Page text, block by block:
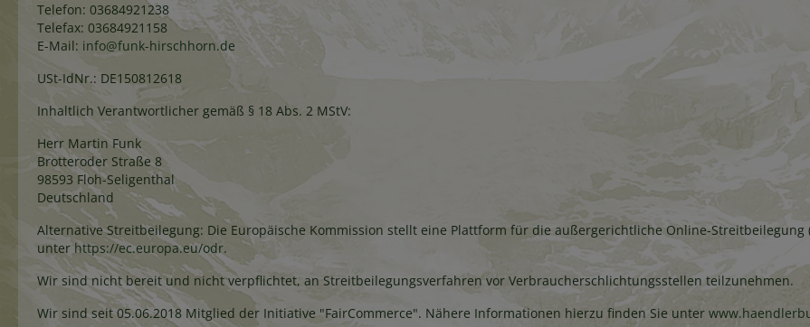
Telefon: 03684921238
Telefax: 03684921158
E-Mail: info@funk-hirschhorn.de
USt-IdNr.: DE150812618
Inhaltlich Verantwortlicher gemäß § 18 Abs. 2 MStV:
Herr Martin Funk
Brotteroder Straße 8
98593 Floh-Seligenthal
Deutschland
Alternative Streitbeilegung: Die Europäische Kommission stellt eine Plattform für die außergerichtliche Online-
unter https://ec.europa.eu/odr.
Wir sind nicht bereit und nicht verpflichtet, an Streitbeilegungsverfahren vor Verbraucherschlichtungsstellen teilzunehmen.
Wir sind seit 05.06.2018 Mitglied der Initiative "FairCommerce". Nähere Informationen hierzu finden Sie unter